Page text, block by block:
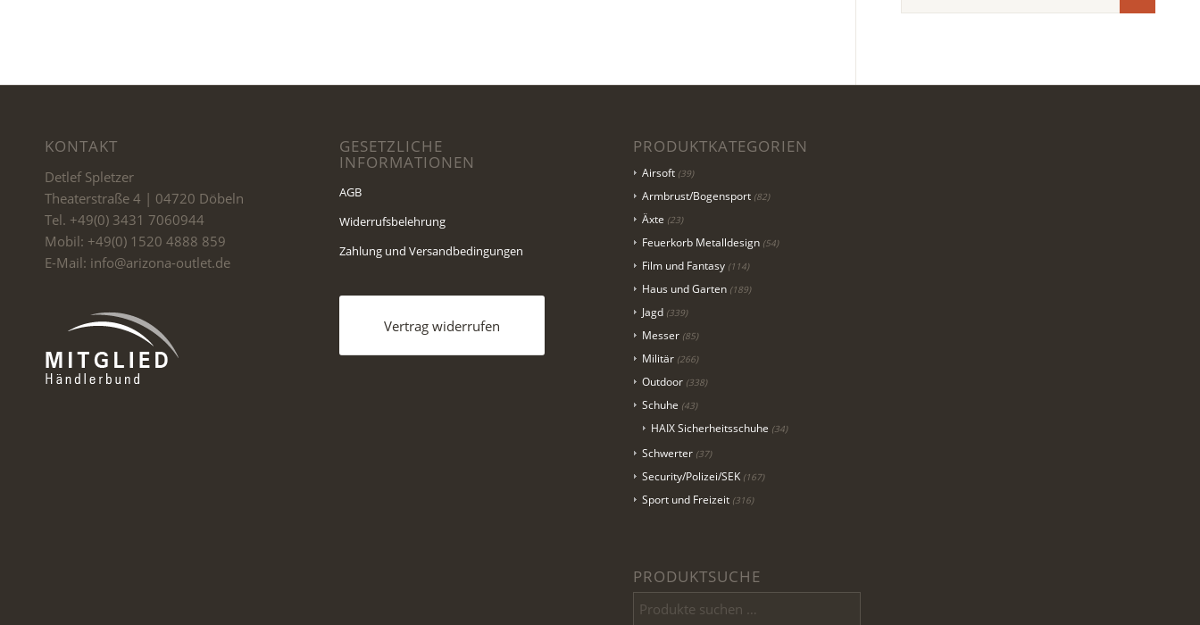
KONTAKT
Detlef Spletzer
Theaterstraße 4 | 04720 Döbeln
Tel. +49(0) 3431 7060944
Mobil: +49(0) 1520 4888 859
E-Mail: info@arizona-outlet.de
GESETZLICHE
INFORMATIONEN
AGB
Widerrufsbelehrung
Zahlung und Versandbedingungen
Vertrag widerrufen
PRODUKTKATEGORIEN
Airsoft (39)
Armbrust/Bogensport (82)
Äxte (23)
Feuerkorb Metalldesign (54)
Film und Fantasy (114)
Haus und Garten (189)
Jagd (339)
Messer (85)
Militär (266)
Outdoor (338)
Schuhe (43)
HAIX Sicherheitsschuhe (34)
Schwerter (37)
Security/Polizei/SEK (167)
Sport und Freizeit (316)
PRODUKTSUCHE